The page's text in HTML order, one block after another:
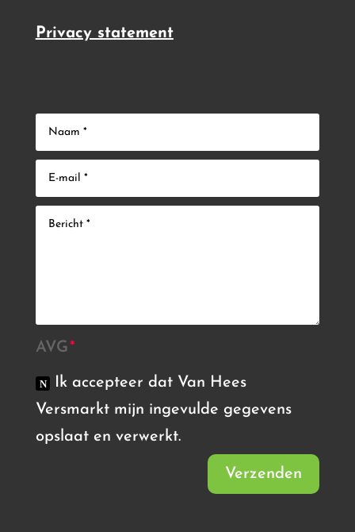
Privacy statement
AVG
Ik accepteer dat Van Hees
Versmarkt mijn ingevulde gegevens
opslaat en verwerkt.
Verzenden